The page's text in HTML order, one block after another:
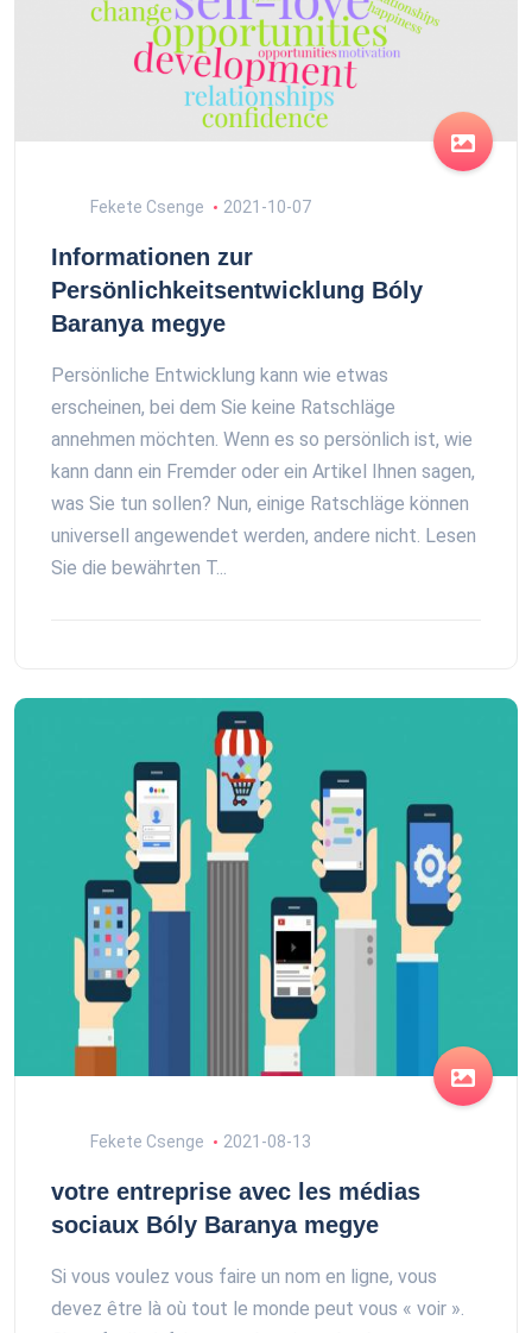
Fekete Csenge 2021-10-07
Informationen zur
Persönlichkeitsentwicklung Bóly
Baranya megye
Persönliche Entwicklung kann wie etwas
erscheinen, bei dem Sie keine Ratschläge
annehmen möchten. Wenn es so persönlich ist, wie
kann dann ein Fremder oder ein Artikel Ihnen sagen,
was Sie tun sollen? Nun, einige Ratschläge können
universell angewendet werden, andere nicht. Lesen
Sie die bewährten T...
Fekete Csenge 2021-08-13
votre entreprise avec les médias
sociaux Bóly Baranya megye
Si vous voulez vous faire un nom en ligne, vous
devez être là où tout le monde peut vous « voir ».